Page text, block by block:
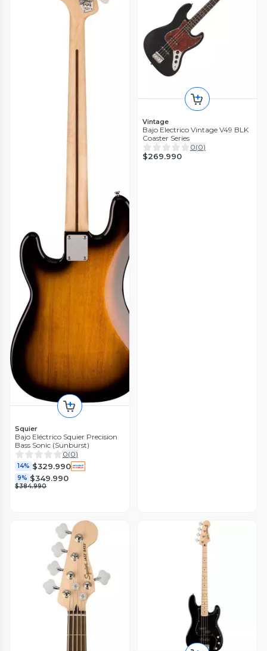
Squier
Bajo Eléctrico Squier Precision
Bass Sonic (Sunburst)
0(0)
14% $329.990
9% $349.990
$384.990
Vintage
Bajo Electrico Vintage V49 BLK
Coaster Series
0(0)
$269.990